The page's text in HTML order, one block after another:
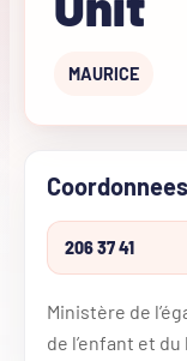
MAURICE
Coordonnees
206 37 41
Ministère de
de l’enfant et